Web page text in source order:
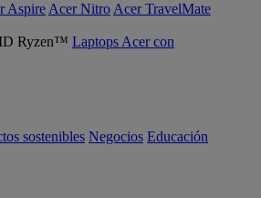
Aspire Acer Nitro Acer TravelMate
Laptops Acer con
sostenibles Negocios Educación